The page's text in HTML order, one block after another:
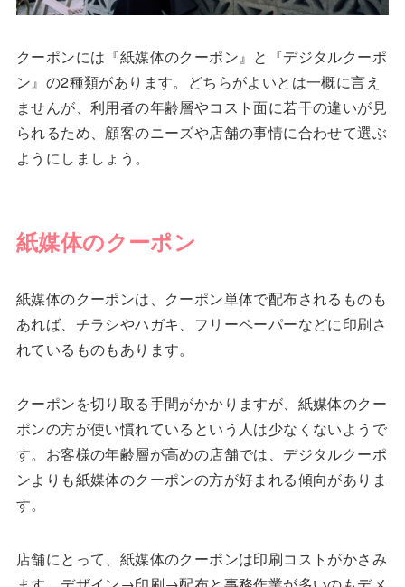
クーポンには『紙媒体のクーポン』と『デジタルクーポ
ン』の2種類があります。どちらがよいとは一概に言え
ませんが、利用者の年齢層やコスト面に若干の違いが見
られるため、顧客のニーズや店舗の事情に合わせて選ぶ
ようにしましょう。
紙媒体のクーポン
紙媒体のクーポンは、クーポン単体で配布されるものも
あれば、チラシやハガキ、フリーペーパーなどに印刷さ
れているものもあります。
クーポンを切り取る手間がかかりますが、紙媒体のクー
ポンの方が使い慣れているという人は少なくないようで
す。お客様の年齢層が高めの店舗では、デジタルクーポ
ンよりも紙媒体のクーポンの方が好まれる傾向がありま
す。
店舗にとって、紙媒体のクーポンは印刷コストがかさみ